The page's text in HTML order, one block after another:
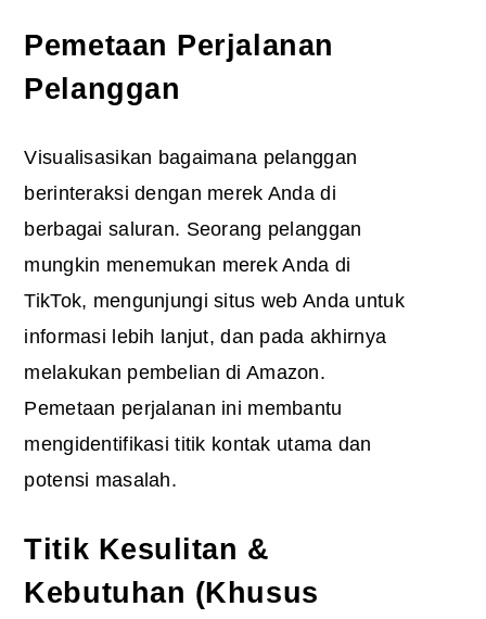
Pemetaan Perjalanan
Pelanggan
Visualisasikan bagaimana pelanggan
berinteraksi dengan merek Anda di
berbagai saluran. Seorang pelanggan
mungkin menemukan merek Anda di
TikTok, mengunjungi situs web Anda untuk
informasi lebih lanjut, dan pada akhirnya
melakukan pembelian di Amazon.
Pemetaan perjalanan ini membantu
mengidentifikasi titik kontak utama dan
potensi masalah.
Titik Kesulitan &
Kebutuhan (Khusus